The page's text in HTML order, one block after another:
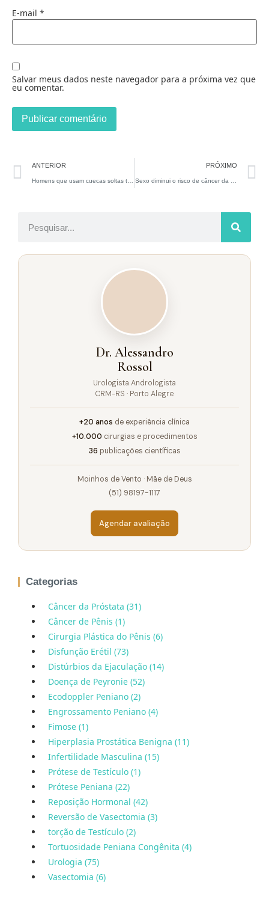
E-mail *
Salvar meus dados neste navegador para a próxima vez que
eu comentar.
ANTERIOR PRÓXIMO
Dr. Alessandro
Rossol
Urologista Andrologista
CRM-RS · Porto Alegre
+20 anos de experiência clínica
+10.000 cirurgias e procedimentos
36 publicações científicas
Moinhos de Vento · Mãe de Deus
(51) 98197-1117
Agendar avaliação
Categorias
Câncer da Próstata (31)
Câncer de Pênis (1)
Cirurgia Plástica do Pênis (6)
Disfunção Erétil (73)
Distúrbios da Ejaculação (14)
Doença de Peyronie (52)
Ecodoppler Peniano (2)
Engrossamento Peniano (4)
Fimose (1)
Hiperplasia Prostática Benigna (11)
Infertilidade Masculina (15)
Prótese de Testículo (1)
Prótese Peniana (22)
Reposição Hormonal (42)
Reversão de Vasectomia (3)
torção de Testículo (2)
Tortuosidade Peniana Congênita (4)
Urologia (75)
Vasectomia (6)